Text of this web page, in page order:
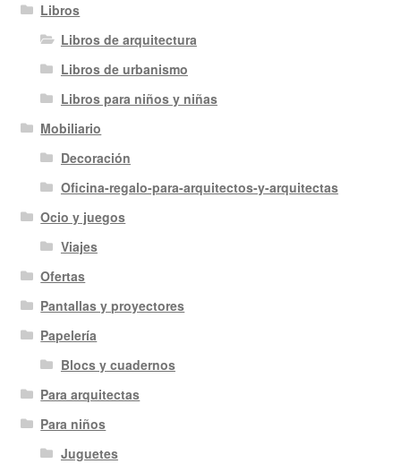
Libros
Libros de arquitectura
Libros de urbanismo
Libros para niños y niñas
Mobiliario
Decoración
Oficina-regalo-para-arquitectos-y-arquitectas
Ocio y juegos
Viajes
Ofertas
Pantallas y proyectores
Papelería
Blocs y cuadernos
Para arquitectas
Para niños
Juguetes